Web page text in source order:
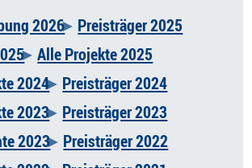
2026
Preisträger 2025
Alle Projekte 2025
2024
Preisträger 2024
2023
Preisträger 2023
2023
Preisträger 2022